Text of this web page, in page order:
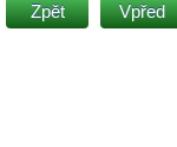
Zpět Vpřed